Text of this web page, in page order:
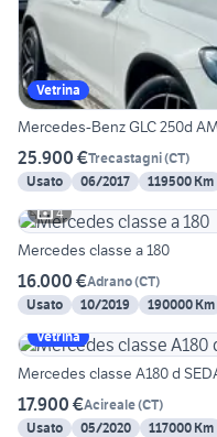
Vetrina
Mercedes-Benz GLC 250d
25.900 €Trecastagni(CT)
Usato
06/2017 119500 Km
4
Mercedes classe a 180
16.000 €Adrano(CT)
Usato
10/2019 190000 Km
Vetrina
Mercedes classe A180 d
17.900 €Acireale(CT)
Usato
05/2020 117000 Km